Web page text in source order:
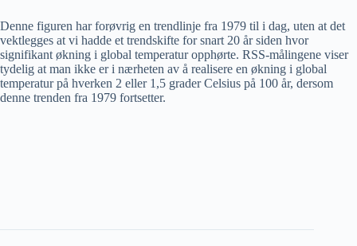
Denne figuren har forøvrig en trendlinje fra 1979 til i dag, uten at det
vektlegges at vi hadde et trendskifte for snart 20 år siden hvor
signifikant økning i global temperatur opphørte. RSS-målingene viser
tydelig at man ikke er i nærheten av å realisere en økning i global
temperatur på hverken 2 eller 1,5 grader Celsius på 100 år, dersom
denne trenden fra 1979 fortsetter.